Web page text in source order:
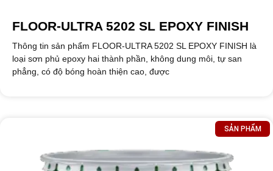
FLOOR-ULTRA 5202 SL EPOXY FINISH
Thông tin sản phẩm FLOOR-ULTRA 5202 SL EPOXY FINISH là
loại sơn phủ epoxy hai thành phần, không dung môi, tự san
phẳng, có độ bóng hoàn thiện cao, được
SẢN PHẨM